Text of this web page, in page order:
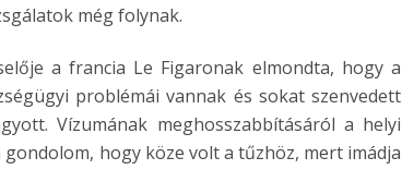
még folynak.
a francia Le Figaronak elmondta, hogy a
problémái vannak és sokat szenvedett
Vízumának meghosszabbításáról a helyi
hogy köze volt a tűzhöz, mert imádja